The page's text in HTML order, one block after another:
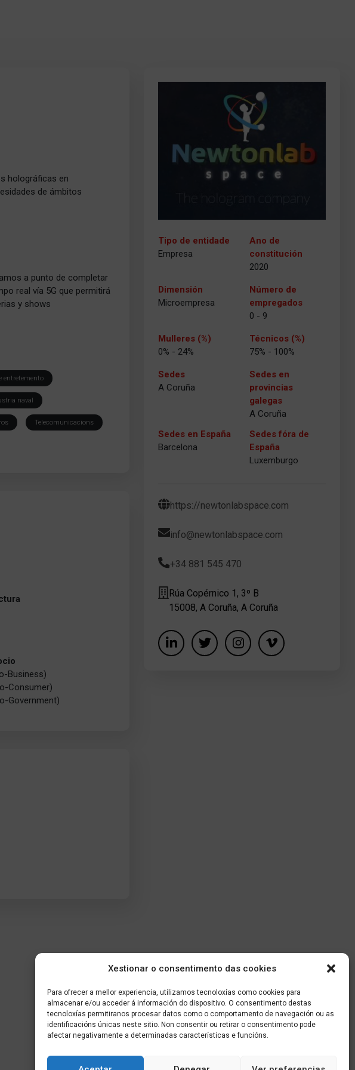
Xestionar o consentimento das cookies
Para ofrecer a mellor experiencia, utilizamos tecnoloxías como cookies para
almacenar e/ou acceder á información do dispositivo. O consentimento destas
tecnoloxías permitiranos procesar datos como o comportamento de navegación ou as
identificacións únicas neste sitio. Non consentir ou retirar o consentimento pode
afectar negativamente a determinadas características e funcións.
holográficas en
de ámbitos
a punto de completar
real vía 5G que permitirá
y shows
entretemento
naval
Telecomunicacions
Business)
Consumer)
Government)
Tipo de entidade
Empresa
Ano de
constitución
2020
Dimensión
Microempresa
Número de
empregados
0 - 9
Mulleres (%)
0% - 24%
Técnicos (%)
75% - 100%
Sedes
A Coruña
Sedes en
provincias
galegas
A Coruña
Sedes en España
Barcelona
Sedes fóra de
España
Luxemburgo
https://newtonlabspace.com
info@newtonlabspace.com
+34 881 545 470
Rúa Copérnico 1, 3º B
15008, A Coruña, A Coruña